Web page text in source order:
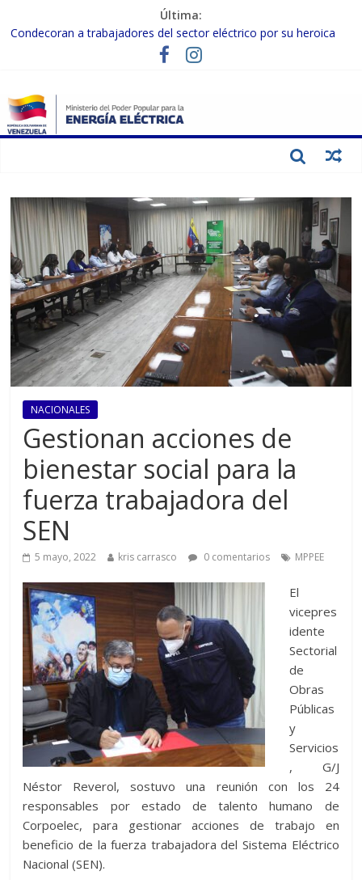
Última:
Condecoran a trabajadores del sector eléctrico por su heroica
labor tras el doble sismo del 24-J
Gobierno Nacional coordina acciones con el sector privado para
Inspeccionan trabajos de rehabilitación en instalaciones del SEN
en Carabobo
Gobierno Nacional activa plan preventivo para fortalecer el SEN
NACIONALES
Gestionan acciones de
bienestar social para la
fuerza trabajadora del
SEN
5 mayo, 2022 kris carrasco 0 comentarios MPPEE
El
vicepres
idente
Sectorial
de
Obras
Públicas
y
Servicios
, G/J
Néstor Reverol, sostuvo una reunión con los 24
responsables por estado de talento humano de
Corpoelec, para gestionar acciones de trabajo en
beneficio de la fuerza trabajadora del Sistema Eléctrico
Nacional (SEN).